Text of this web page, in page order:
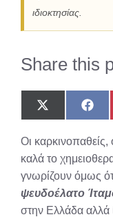
ιδιοκτησίας.
Share this
Share
on
(Twitter)
Share
on
Οι
καλά το
γνωρίζουν όμως
ψευδοέλατο
στην Ελλάδα αλλά